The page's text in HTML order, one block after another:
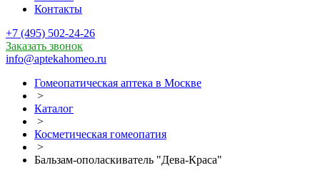
Контакты
+7 (495) 502-24-26
Заказать звонок
info@aptekahomeo.ru
Гомеопатическая аптека в Москве
>
Каталог
>
Косметическая гомеопатия
>
Бальзам-ополаскиватель "Дева-Краса"